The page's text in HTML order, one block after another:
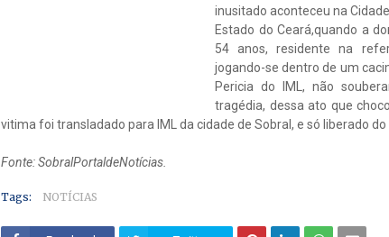
inusitado aconteceu na
Estado do Ceará,quando a
54 anos, residente na
jogando-se dentro de um
Pericia do IML, não
tragédia, dessa ato que
vitima foi transladado para IML da cidade de Sobral, e só liberado
Fonte: SobralPortaldeNotícias.
Tags: NOTÍCIAS